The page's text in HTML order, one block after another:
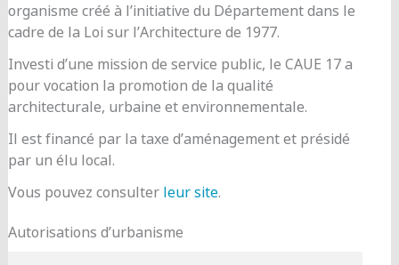
organisme créé à l’initiative du Département dans le
cadre de la Loi sur l’Architecture de 1977.
Investi d’une mission de service public, le CAUE 17 a
pour vocation la promotion de la qualité
architecturale, urbaine et environnementale.
Il est financé par la taxe d’aménagement et présidé
par un élu local.
Vous pouvez consulter leur site.
Autorisations d’urbanisme